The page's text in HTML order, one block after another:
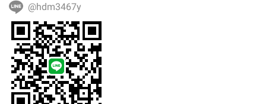
@hdm3467y